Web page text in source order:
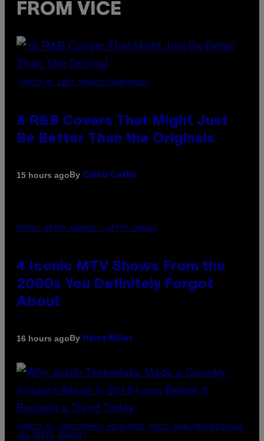
FROM VICE
(PHOTO BY EBET ROBERTS/REDFERNS)
8 R&B Covers That Might Just
Be Better Than the Originals
15 hours agoBy Caleb Catlin
PHOTO: PETER KRAMER / GETTY IMAGES
4 Iconic MTV Shows From the
2000s You Definitely Forgot
About
16 hours agoBy Haley Miller
(PHOTO BY CHRISTOPHER POLK/NBCU PHOTO BANK/NBCUNIVERSAL
VIA GETTY IMAGES)